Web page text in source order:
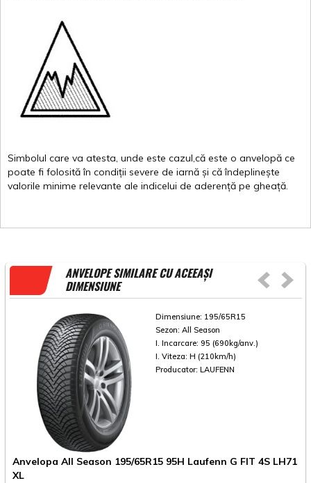
Simbolul care va atesta, unde este cazul,că este o anvelopă ce
poate fi folosită în condiții severe de iarnă și că îndeplinește
valorile minime relevante ale indicelui de aderență pe gheață.
ANVELOPE SIMILARE CU ACEEAȘI
DIMENSIUNE
Dimensiune: 195/65R15
Sezon: All Season
I. Incarcare: 95 (690kg/anv.)
I. Viteza: H (210km/h)
Producator: LAUFENN
Anvelopa All Season 195/65R15 95H Laufenn G FIT 4S LH71
XL